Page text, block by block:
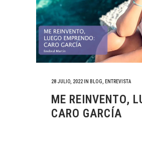
28 JULIO, 2022 IN BLOG ENTREVISTA
ME REINVENTO,
CARO GARCÍA